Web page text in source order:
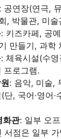
: 공연장(연극,
, 박물관, 미술
: 키즈카페, 공
만들기, 과학
: 체육시설(수
프로그램.
: 음악, 미술,
단, 국어·영어
화관: 일부 오
서점은 일부